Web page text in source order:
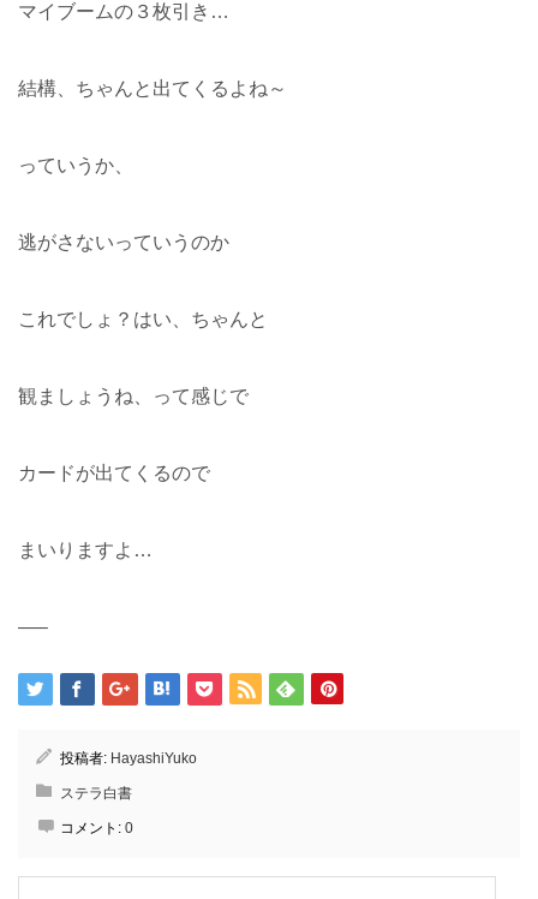
マイブームの３枚引き…
結構、ちゃんと出てくるよね～
っていうか、
逃がさないっていうのか
これでしょ？はい、ちゃんと
観ましょうね、って感じで
カードが出てくるので
まいりますよ…
—–
投稿者: HayashiYuko
ステラ白書
コメント: 0